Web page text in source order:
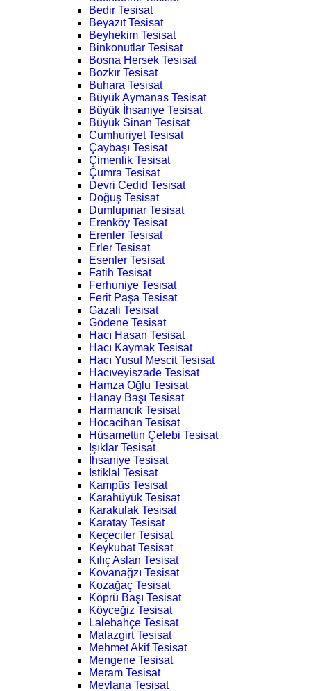
Bedir Tesisat
Beyazıt Tesisat
Beyhekim Tesisat
Binkonutlar Tesisat
Bosna Hersek Tesisat
Bozkır Tesisat
Buhara Tesisat
Büyük Aymanas Tesisat
Büyük İhsaniye Tesisat
Büyük Sinan Tesisat
Cumhuriyet Tesisat
Çaybaşı Tesisat
Çimenlik Tesisat
Çumra Tesisat
Devri Cedid Tesisat
Doğuş Tesisat
Dumlupınar Tesisat
Erenköy Tesisat
Erenler Tesisat
Erler Tesisat
Esenler Tesisat
Fatih Tesisat
Ferhuniye Tesisat
Ferit Paşa Tesisat
Gazali Tesisat
Gödene Tesisat
Hacı Hasan Tesisat
Hacı Kaymak Tesisat
Hacı Yusuf Mescit Tesisat
Hacıveyiszade Tesisat
Hamza Oğlu Tesisat
Hanay Başı Tesisat
Harmancık Tesisat
Hocacihan Tesisat
Hüsamettin Çelebi Tesisat
Işıklar Tesisat
İhsaniye Tesisat
İstiklal Tesisat
Kampüs Tesisat
Karahüyük Tesisat
Karakulak Tesisat
Karatay Tesisat
Keçeciler Tesisat
Keykubat Tesisat
Kılıç Aslan Tesisat
Kovanağzı Tesisat
Kozağaç Tesisat
Köprü Başı Tesisat
Köyceğiz Tesisat
Lalebahçe Tesisat
Malazgirt Tesisat
Mehmet Akif Tesisat
Mengene Tesisat
Meram Tesisat
Mevlana Tesisat